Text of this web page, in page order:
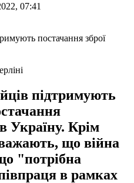
07:41
підтримують
Україну. Крім
що війна
"потрібна
в рамках